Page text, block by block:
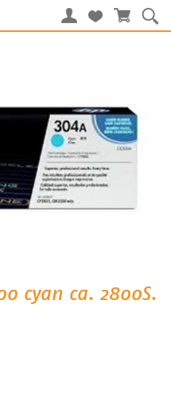
cyan ca. 2800S.